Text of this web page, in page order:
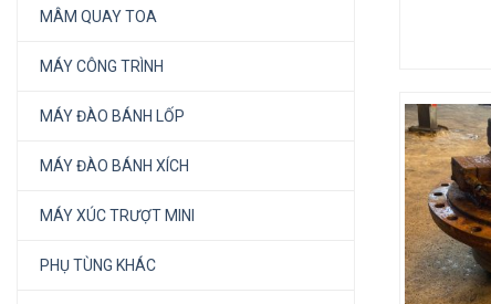
MÂM QUAY TOA
MÁY CÔNG TRÌNH
MÁY ĐÀO BÁNH LỐP
MÁY ĐÀO BÁNH XÍCH
MÁY XÚC TRƯỢT MINI
PHỤ TÙNG KHÁC